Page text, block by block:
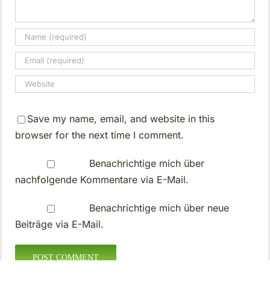
Save my name, email, and website in this
browser for the next time I comment.
Benachrichtige mich über
nachfolgende Kommentare via E-Mail.
Benachrichtige mich über neue
Beiträge via E-Mail.